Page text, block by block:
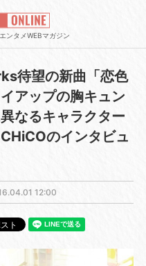
ンタメWEBマガジン
待望の新曲「恋色
アップの胸キュン
なるキャラクター
のインタビュ
12:00